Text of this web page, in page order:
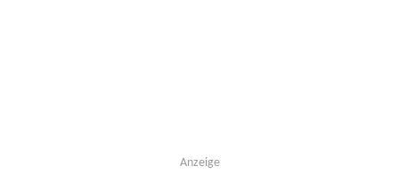
Anzeige